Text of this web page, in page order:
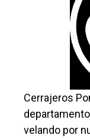
Cerrajeros
velando por